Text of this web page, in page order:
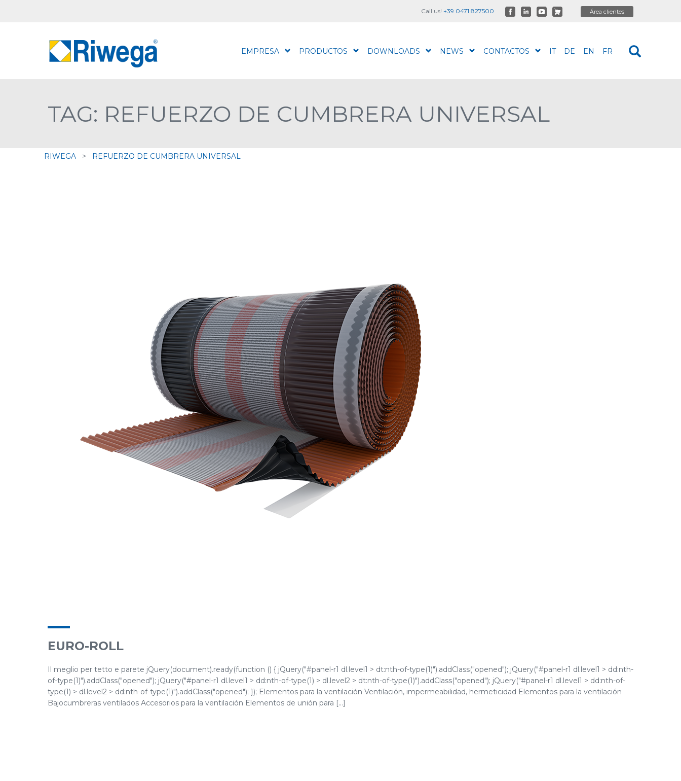
EMPRESA PRODUCTOS DOWNLOADS NEWS CONTACTOS IT DE EN FR
Call us! +39 0471 827500
TAG: REFUERZO DE CUMBRERA UNIVERSAL
RIWEGA > REFUERZO DE CUMBRERA UNIVERSAL
EURO-ROLL
Il meglio per tetto e parete jQuery(document).ready(function () { jQuery("#panel-r1 dl.level1 > dt:nth-of-type(1)").addClass("opened"); jQuery("#panel-r1 dl.level1 > dd:nth-
of-type(1)").addClass("opened"); jQuery("#panel-r1 dl.level1 > dd:nth-of-type(1) > dl.level2 > dt:nth-of-type(1)").addClass("opened"); jQuery("#panel-r1 dl.level1 > dd:nth-of-
type(1) > dl.level2 > dd:nth-of-type(1)").addClass("opened"); }); Elementos para la ventilación Ventilación, impermeabilidad, hermeticidad Elementos para la ventilación
Bajocumbreras ventilados Accesorios para la ventilación Elementos de unión para [...]